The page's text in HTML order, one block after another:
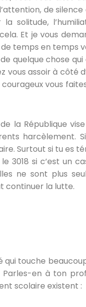
de
solitude,
Et je vous
temps en temps
quelque chose
vous assoir à côté
vous
la République
Surtout si tu es
3018 si c’est un
ne sont plus
continuer la lutte.
touche
en à ton
scolaire existent :